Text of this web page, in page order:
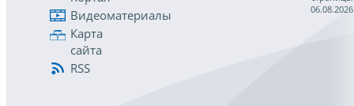
Видеоматериалы
Карта
сайта
RSS
06.08.2026